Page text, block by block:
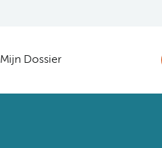
Mijn Dossier